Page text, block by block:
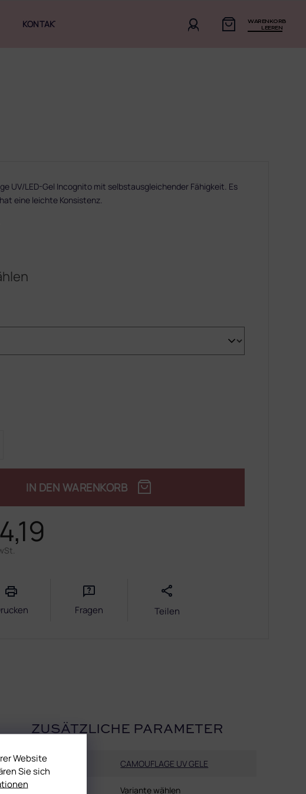
Website
Sie sich
WARENKORB
LEEREN
KONTAKT
IN DEN WARENKORB
UV/LED-Gel Incognito mit selbstausgleichender Fähigkeit. Es
eine leichte Konsistenz.
Fragen Teilen
ZUSÄTZLICHE PARAMETER
Kategorie CAMOUFLAGE UV GELE
Variante wählen